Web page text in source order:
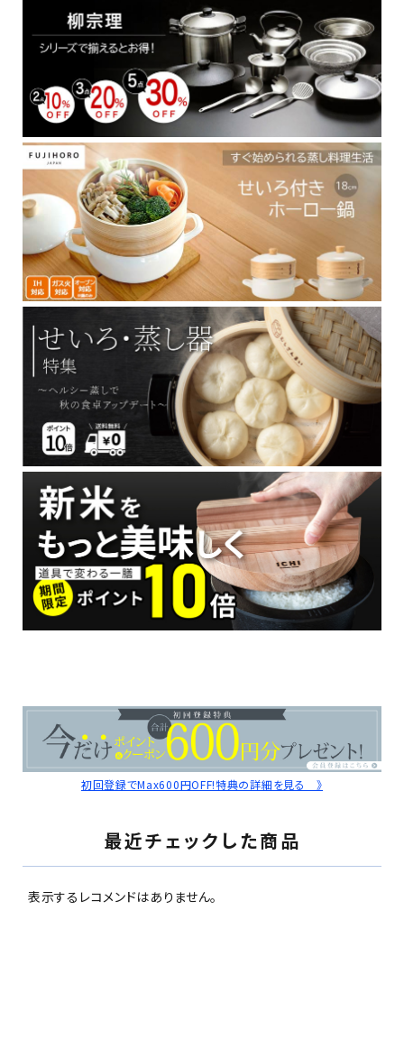
初回登録でMax600円OFF!特典の詳細を見る 》
最近チェックした商品
表示するレコメンドはありません。